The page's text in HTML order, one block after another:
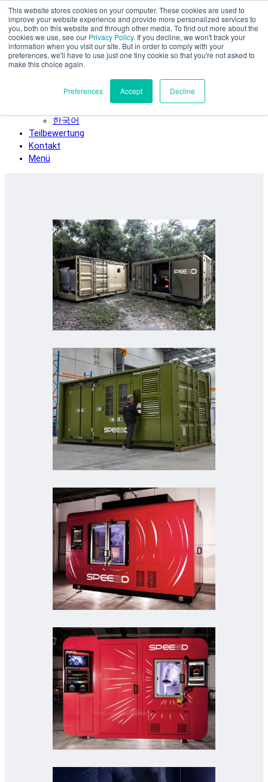
This website stores cookies on your computer. These cookies are used to
improve your website experience and provide more personalized services to
you, both on this website and through other media. To find out more about the
cookies we use, see our Privacy Policy. If you decline, we won't track your
information when you visit our site. But in order to comply with your
preferences, we'll have to use just one tiny cookie so that you're not asked to
make this choice again.
Preferences Accept Decline
Zum Hauptinhalt springen
SPEE3D
Deutsch
English
Español
Italiano
한국어
Teilbewertung
Kontakt
Menü